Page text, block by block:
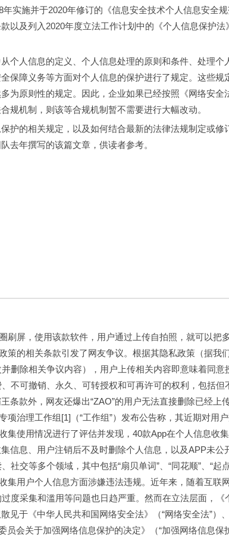
实施并于2020年修订的《信息安全技术个人信息安全
以及列入2020年度立法工作计划中的《个人信息保护法
个人信息的定义、个人信息处理的原则和条件、处理个
保障义务等方面对个人信息的保护进行了规定。这些规
为原则性的规定。因此，企业如果已经按照《网络安全
规机制，则该等合规机制暂不需要进行大幅改动。
护的相关规定，以及如何结合最新的法律法规制定或修
去年撰写的该篇文章，供读者参考。
刷屏，使用该款软件，用户通过上传自拍照，就可以把
策的相关条款引发了网友争议。根据其隐私政策（据我
删除相关争议内容），用户上传相关内容即意味着同意
不可撤销、永久、可转授权和可再许可的权利，包括但
条款外，网友还爆出“ZAO”的用户无法直接删除已经上
项治理工作组[1]（“工作组”）发布公告称，其近期对用
集使用情况进行了评估并发现，40款App在个人信息收
信息、用户注销后不及时删除个人信息，以及APP未公
交等多个领域，其中包括“扇贝单词”、“同花顺”、“起
集用户个人信息方面涉嫌违法违规。近年来，随着互联
度采集和滥用等问题也日趋严重。然而在立法层面，《
见于《中华人民共和国网络安全法》（“网络安全法”）
员会关于加强网络信息保护的决定》（“加强网络信息保